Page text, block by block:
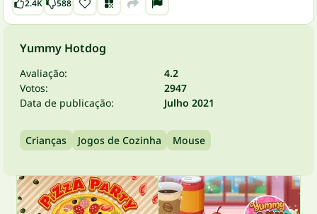
2.4K 588
Yummy Hotdog
Avaliação:
4.2
Votos:
2947
Data de publicação:
Julho 2021
Crianças Jogos de Cozinha Mouse